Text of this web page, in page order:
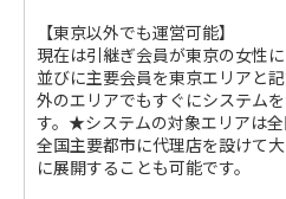
【東京以外でも運営可能】
現在は引継ぎ会員が東京の女性
並びに主要会員を東京エリアと
外のエリアでもすぐにシステム
す。★システムの対象エリアは
全国主要都市に代理店を設けて
に展開することも可能です。